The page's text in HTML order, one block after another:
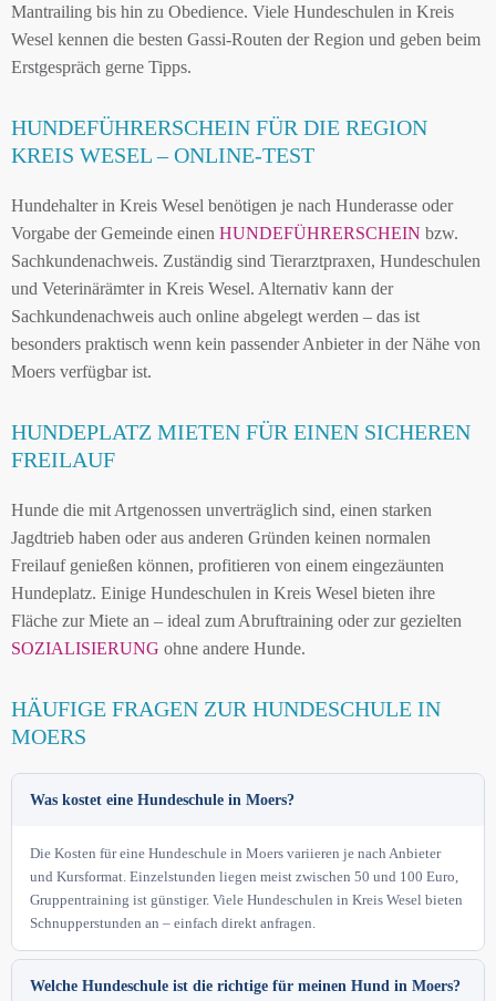
Mantrailing bis hin zu Obedience. Viele Hundeschulen in Kreis
Wesel kennen die besten Gassi-Routen der Region und geben beim
Erstgespräch gerne Tipps.
HUNDEFÜHRERSCHEIN FÜR DIE REGION
KREIS WESEL – ONLINE-TEST
Hundehalter in Kreis Wesel benötigen je nach Hunderasse oder
Vorgabe der Gemeinde einen HUNDEFÜHRERSCHEIN bzw.
Sachkundenachweis. Zuständig sind Tierarztpraxen, Hundeschulen
und Veterinärämter in Kreis Wesel. Alternativ kann der
Sachkundenachweis auch online abgelegt werden – das ist
besonders praktisch wenn kein passender Anbieter in der Nähe von
Moers verfügbar ist.
HUNDEPLATZ MIETEN FÜR EINEN SICHEREN
FREILAUF
Hunde die mit Artgenossen unverträglich sind, einen starken
Jagdtrieb haben oder aus anderen Gründen keinen normalen
Freilauf genießen können, profitieren von einem eingezäunten
Hundeplatz. Einige Hundeschulen in Kreis Wesel bieten ihre
Fläche zur Miete an – ideal zum Abruftraining oder zur gezielten
SOZIALISIERUNG ohne andere Hunde.
HÄUFIGE FRAGEN ZUR HUNDESCHULE IN
MOERS
Was kostet eine Hundeschule in Moers?
Die Kosten für eine Hundeschule in Moers variieren je nach Anbieter
und Kursformat. Einzelstunden liegen meist zwischen 50 und 100 Euro,
Gruppentraining ist günstiger. Viele Hundeschulen in Kreis Wesel bieten
Schnupperstunden an – einfach direkt anfragen.
Welche Hundeschule ist die richtige für meinen Hund in Moers?